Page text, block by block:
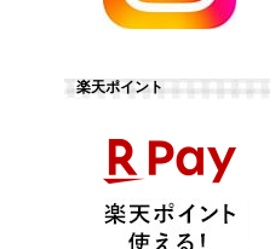
楽天ポイント